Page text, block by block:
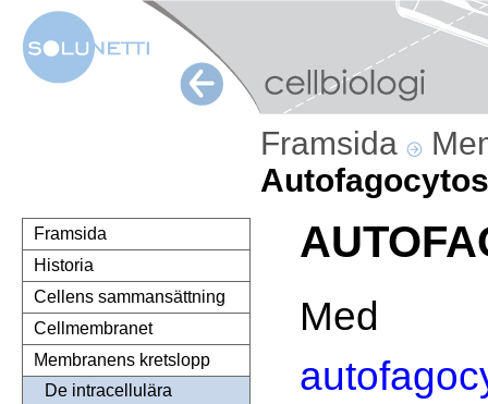
Framsida
Autofagocytos
Framsida
Historia
Cellens sammansättning
Cellmembranet
Membranens kretslopp
De intracellulära
Med